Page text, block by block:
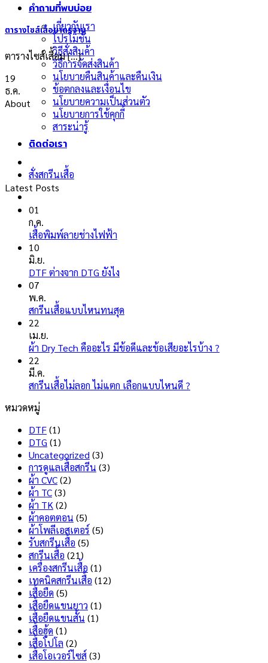
คำถามที่พบบ่อย
เกี่ยวกับเรา
โปรโมชั่น
วิธีสั่งสินค้า
วิธีการจัดส่งสินค้า
นโยบายคืนสินค้าและคืนเงิน
ข้อตกลงและเงื่อนไข
นโยบายความเป็นส่วนตัว
นโยบายการใช้คุกกี้
สาระน่ารู้
ติดต่อเรา
สั่งสกรีนเสื้อ
ตารางไซส์เสื้อมาตรฐาน
ตารางไซส์เสื้อม [...]
19
ธ.ค.
About
Latest Posts
01
ก.ค.
เสื้อพิมพ์ลายช่างไฟฟ้า
บน
ลาย
ช่างไฟ
10
มิ.ย.
DTF ต่างจาก DTG ยังไง
บน
จาก
ไง
07
พ.ค.
สกรีนเสื้อแบบไหนทนสุด
บน
แบบ
22
เม.ย.
ผ้า Dry Tech คืออะไร มีข้อดีและข้อเสียอะไรบ้าง ?
22
มี.ค.
สกรีนเสื้อไม่ลอก ไม่แตก เลือกแบบไหนดี ?
หมวดหมู่
DTF(1)
DTG (1)
Uncategorized (3)
การดูแลเสื้อสกรีน (3)
ผ้า CVC(2)
ผ้า TC(3)
ผ้า TK (2)
ผ้าคอตตอน (5)
ผ้าโพลีเอสเตอร์ (5)
รับสกรีนเสื้อ (5)
สกรีนเสื้อ (21)
เครื่องสกรีนเสื้อ (1)
เทคนิคสกรีนเสื้อ (12)
เสื้อยืด (5)
เสื้อยืดแขนยาว (1)
เสื้อยืดแขนสั้น (1)
เสื้อฮู้ด (1)
เสื้อโปโล (2)
เสื้อโอเวอร์ไซส์(3)